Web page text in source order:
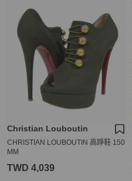
Christian Louboutin
CHRISTIAN LOUBOUTIN 高踭鞋 150
MM
TWD 4,039